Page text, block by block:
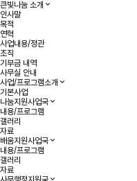
큰빛나눔 소개
인사말
목적
연혁
사업내용/정관
조직
기부금 내역
사무실 안내
사업/프로그램소개
기본사업
나눔지원사업국
내용/프로그램
갤러리
자료
배움지원사업국
내용/프로그램
갤러리
자료